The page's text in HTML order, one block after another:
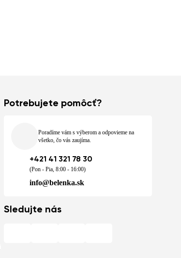
Potrebujete pomôcť?
Poradíme vám s výberom a odpovieme na
všetko, čo vás zaujíma.
+421 41 321 78 30
(Pon - Pia, 8:00 - 16:00)
info@belenka.sk
Sledujte nás